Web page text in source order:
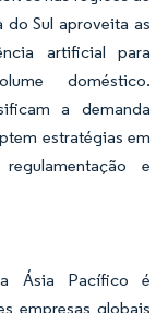
Sul aproveita as
artificial para
doméstico.
a demanda
estratégias em
e
Ásia Pacífico é
empresas globais